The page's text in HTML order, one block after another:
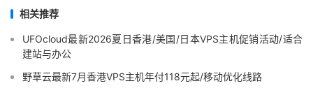
相关推荐
UFOcloud最新2026夏日香港/美国/日本VPS主机促销活动/适合
建站与办公
野草云最新7月香港VPS主机年付118元起/移动优化线路